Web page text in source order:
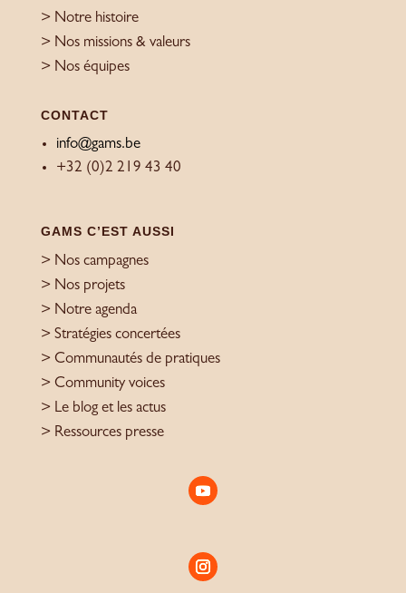
> Notre histoire
> Nos missions & valeurs
> Nos équipes
CONTACT
info@gams.be
+32 (0)2 219 43 40
GAMS C’EST AUSSI
> Nos campagnes
> Nos projets
> Notre agenda
> Stratégies concertées
> Communautés de pratiques
> Community voices
> Le blog et les actus
> Ressources presse